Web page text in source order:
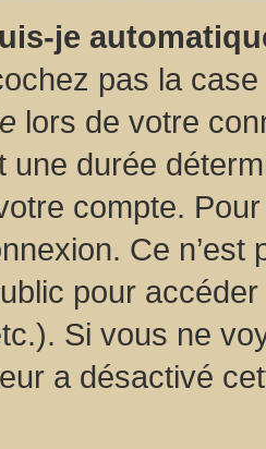
je
pas la case
lors de votre
une durée
compte.
Ce
pour
Si vous ne
a désactivé